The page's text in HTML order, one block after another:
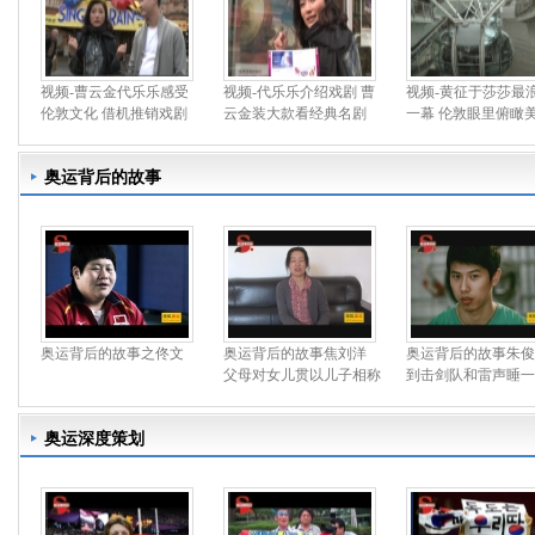
视频-曹云金代乐乐感受
伦敦文化 借机推销戏剧
视频-代乐乐介绍戏剧 曹
云金装大款看经典名剧
视频-黄征于莎莎最
一幕 伦敦眼里俯瞰
奥运背后的故事
奥运背后的故事之佟文
奥运背后的故事焦刘洋
父母对女儿贯以儿子相称
奥运背后的故事朱
到击剑队和雷声睡
奥运深度策划